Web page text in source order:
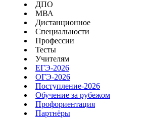
ДПО
МВА
Дистанционное
Специальности
Профессии
Тесты
Учителям
ЕГЭ-2026
ОГЭ-2026
Поступление-2026
Обучение за рубежом
Профориентация
Партнёры